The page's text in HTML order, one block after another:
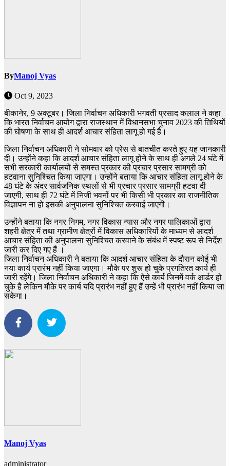
ByManoj Vyas
Oct 9, 2023
बीकानेर, 9 अक्टूबर। जिला निर्वाचन अधिकारी भगवती प्रसाद कलाल ने कहा
कि भारत निर्वाचन आयोग द्वारा राजस्थान में विधानसभा चुनाव 2023 की तिथियों
की घोषणा के साथ ही आदर्श आचार संहिता लागू हो गई है।
जिला निर्वाचन अधिकारी ने सोमवार को प्रेस से बातचीत करते हुए यह जानकारी
दी। उन्होंने कहा कि आदर्श आचार संहिता लागू होने के साथ ही अगले 24 घंटे में
सभी सरकारी कार्यालयों से समस्त प्रकार की प्रचार प्रसार सामग्री को
हटवाना सुनिश्चित किया जाएगा। उन्होंने बताया कि आचार संहिता लागू होने के
48 घंटे के अंदर सार्वजनिक स्थलों से भी प्रचार प्रसार सामग्री हटवा दी
जाएगी, साथ ही 72 घंटे में निजी भवनों पर भी किसी भी प्रकार का राजनीतिक
विज्ञापन ना हो इसकी अनुपालना सुनिश्चित करवाई जाएगी।
उन्होंने बताया कि नगर निगम, नगर विकास न्यास और नगर पालिकाओं द्वारा
शहरी क्षेत्र में तथा ग्रामीण क्षेत्रों में विकास अधिकारियों के माध्यम से आदर्श
आचार संहिता की अनुपालना सुनिश्चित करवाने के संबंध में स्पष्ट रूप से निर्देश
जारी कर दिए गए हैं ।
जिला निर्वाचन अधिकारी ने बताया कि आदर्श आचार संहिता के दौरान कोई भी
नया कार्य प्रारंभ नहीं किया जाएगा। मौके पर शुरू हो चुके प्रगतिरत कार्य ही
जारी रहेंगे। जिला निर्वाचन अधिकारी ने कहा कि ऐसे कार्य जिनमें वर्क आर्डर हो
चुके है लेकिन मौके पर कार्य यदि प्रारंभ नहीं हुए हैं उन्हें भी प्रारंभ नहीं किया जा
सकेगा।
Manoj Vyas
administrator